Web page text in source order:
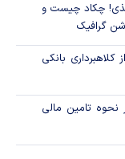
چکاد چیست و
گرافیک
کلاهبرداری بانکی
نحوه تامین مالی